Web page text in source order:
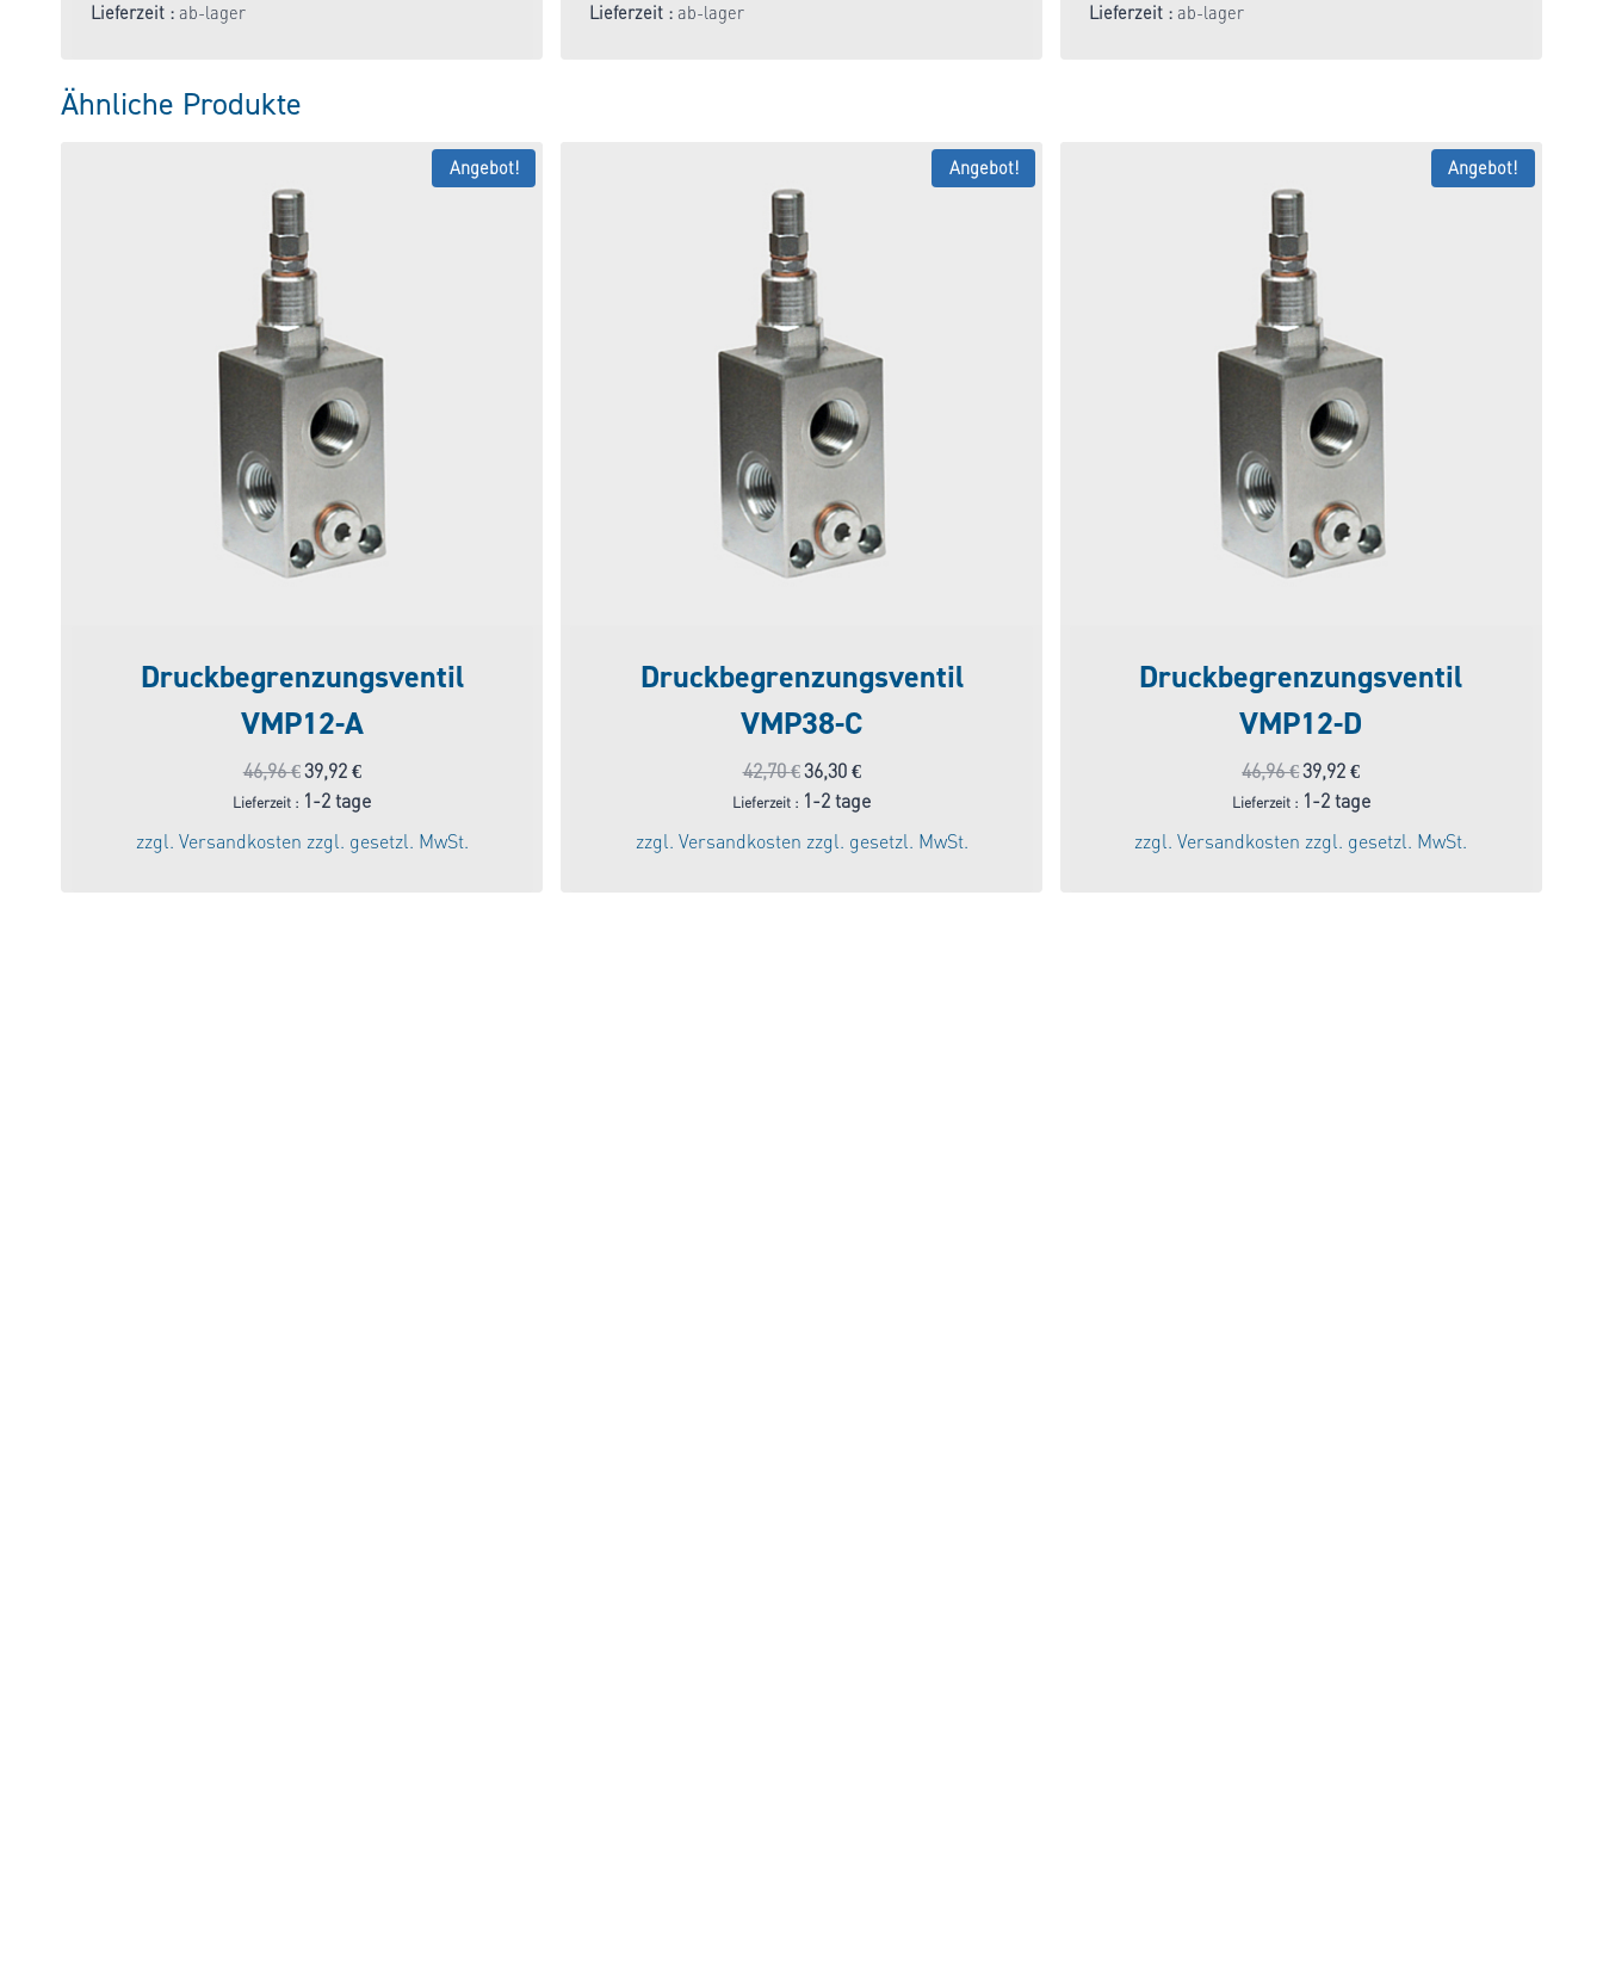
Preis Preis
Lieferzeit : ab-lager
Preis Preis
Lieferzeit :ab-lager
Preis Preis
Lieferzeit :ab-lager
Ähnliche Produkte
Angebot!
Druckbegrenzungsventil
VMP12-A
46,96€Ursprünglicher
Preis
war:
46,96 €
39,92 €Aktueller
Preis
Lieferzeit : 1-2 tage
zzgl. Versandkosten zzgl. gesetzl. MwSt.
Angebot!
Druckbegrenzungsventil
VMP38-C
42,70€Ursprünglicher
Preis
war:
42,70 €
36,30 €Aktueller
Preis
Lieferzeit : 1-2 tage
zzgl. Versandkosten zzgl. gesetzl. MwSt.
Angebot!
Druckbegrenzungsventil
VMP12-D
46,96€Ursprünglicher
Preis
war:
46,96 €
39,92€Aktueller
Preis
Lieferzeit : 1-2 tage
zzgl.Versandkosten zzgl. gesetzl. MwSt.